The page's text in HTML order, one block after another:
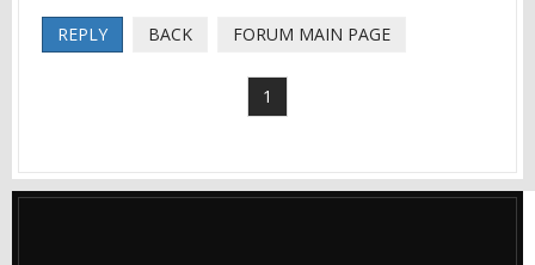
REPLY BACK FORUM MAIN PAGE
1